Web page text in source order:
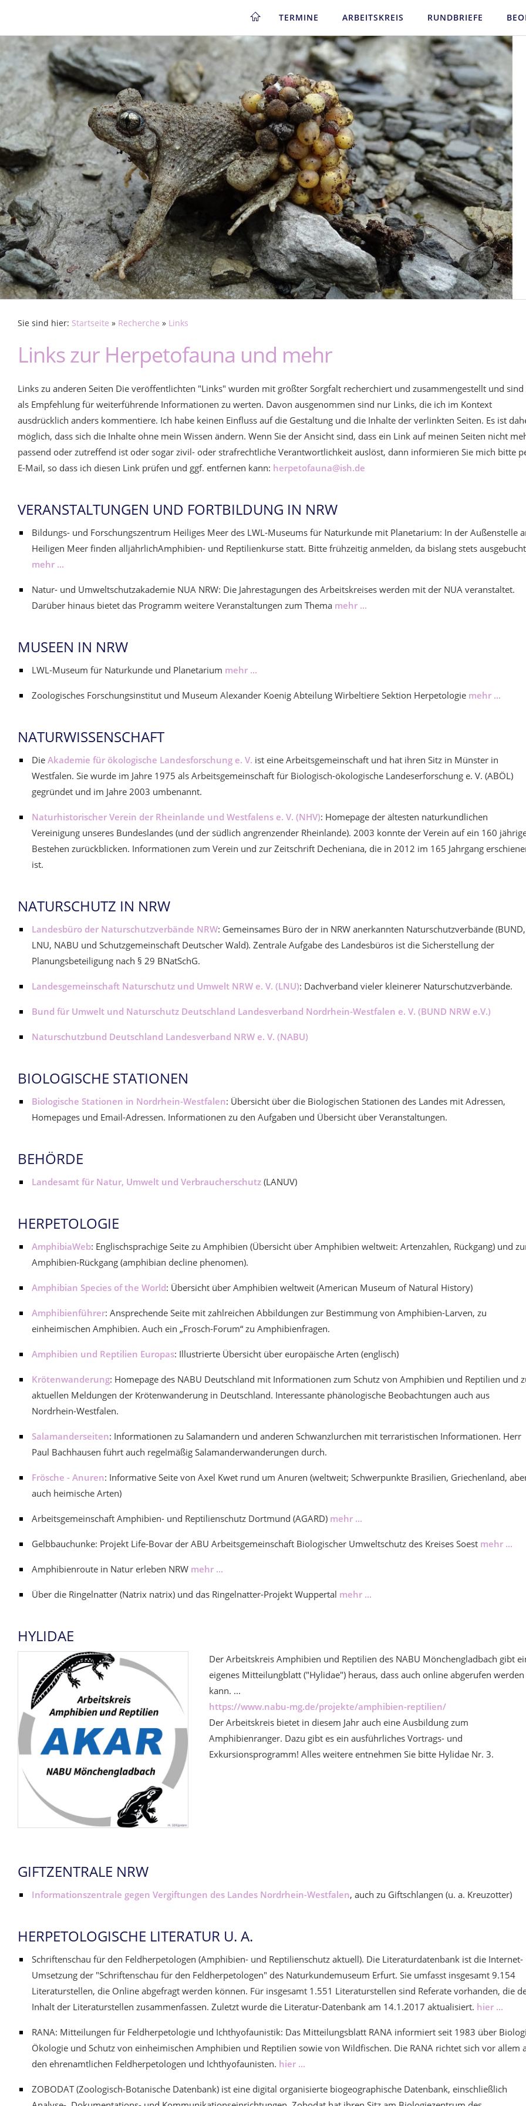
TERMINE ARBEITSKREIS RUNDBRIEFE
Sie sind hier: Startseite » Recherche » Links
Links zur Herpetofauna und mehr
Links zu anderen Seiten Die veröffentlichten "Links" wurden mit größter Sorgfalt recherchiert und zusammengestellt und sind
als Empfehlung für weiterführende Informationen zu werten. Davon ausgenommen sind nur Links, die ich im Kontext
ausdrücklich anders kommentiere. Ich habe keinen Einfluss auf die Gestaltung und die Inhalte der verlinkten Seiten. Es ist
möglich, dass sich die Inhalte ohne mein Wissen ändern. Wenn Sie der Ansicht sind, dass ein Link auf meinen Seiten nicht
passend oder zutreffend ist oder sogar zivil- oder strafrechtliche Verantwortlichkeit auslöst, dann informieren Sie mich bitte
E-Mail, so dass ich diesen Link prüfen und ggf. entfernen kann: herpetofauna@ish.de
VERANSTALTUNGEN UND FORTBILDUNG IN NRW
Bildungs- und Forschungszentrum Heiliges Meer des LWL-Museums für Naturkunde mit Planetarium: In der Außenstelle
Heiligen Meer finden alljährlichAmphibien- und Reptilienkurse statt. Bitte frühzeitig anmelden, da bislang stets
mehr ...
Natur- und Umweltschutzakademie NUA NRW: Die Jahrestagungen des Arbeitskreises werden mit der NUA veranstaltet.
Darüber hinaus bietet das Programm weitere Veranstaltungen zum Thema mehr ...
MUSEEN IN NRW
LWL-Museum für Naturkunde und Planetarium mehr ...
Zoologisches Forschungsinstitut und Museum Alexander Koenig Abteilung Wirbeltiere Sektion Herpetologie mehr ...
NATURWISSENSCHAFT
Die Akademie für ökologische Landesforschung e. V. ist eine Arbeitsgemeinschaft und hat ihren Sitz in Münster in
Westfalen. Sie wurde im Jahre 1975 als Arbeitsgemeinschaft für Biologisch-ökologische Landeserforschung e. V. (ABÖL)
gegründet und im Jahre 2003 umbenannt.
Naturhistorischer Verein der Rheinlande und Westfalens e. V. (NHV): Homepage der ältesten naturkundlichen
Vereinigung unseres Bundeslandes (und der südlich angrenzender Rheinlande). 2003 konnte der Verein auf ein 160
Bestehen zurückblicken. Informationen zum Verein und zur Zeitschrift Decheniana, die in 2012 im 165 Jahrgang
ist.
NATURSCHUTZ IN NRW
Landesbüro der Naturschutzverbände NRW: Gemeinsames Büro der in NRW anerkannten Naturschutzverbände (BUND,
LNU, NABU und Schutzgemeinschaft Deutscher Wald). Zentrale Aufgabe des Landesbüros ist die Sicherstellung der
Planungsbeteiligung nach § 29 BNatSchG.
Landesgemeinschaft Naturschutz und Umwelt NRW e. V. (LNU): Dachverband vieler kleinerer Naturschutzverbände.
Bund für Umwelt und Naturschutz Deutschland Landesverband Nordrhein-Westfalen e. V. (BUND NRW e.V.)
Naturschutzbund Deutschland Landesverband NRW e. V. (NABU)
BIOLOGISCHE STATIONEN
Biologische Stationen in Nordrhein-Westfalen: Übersicht über die Biologischen Stationen des Landes mit Adressen,
Homepages und Email-Adressen. Informationen zu den Aufgaben und Übersicht über Veranstaltungen.
BEHÖRDE
Landesamt für Natur, Umwelt und Verbraucherschutz (LANUV)
HERPETOLOGIE
AmphibiaWeb: Englischsprachige Seite zu Amphibien (Übersicht über Amphibien weltweit: Artenzahlen, Rückgang) und
Amphibien-Rückgang (amphibian decline phenomen).
Amphibian Species of the World: Übersicht über Amphibien weltweit (American Museum of Natural History)
Amphibienführer: Ansprechende Seite mit zahlreichen Abbildungen zur Bestimmung von Amphibien-Larven, zu
einheimischen Amphibien. Auch ein „Frosch-Forum“ zu Amphibienfragen.
Amphibien und Reptilien Europas: Illustrierte Übersicht über europäische Arten (englisch)
Krötenwanderung: Homepage des NABU Deutschland mit Informationen zum Schutz von Amphibien und Reptilien und
aktuellen Meldungen der Krötenwanderung in Deutschland. Interessante phänologische Beobachtungen auch aus
Nordrhein-Westfalen.
Salamanderseiten: Informationen zu Salamandern und anderen Schwanzlurchen mit terraristischen Informationen. Herr
Paul Bachhausen führt auch regelmäßig Salamanderwanderungen durch.
Frösche - Anuren: Informative Seite von Axel Kwet rund um Anuren (weltweit; Schwerpunkte Brasilien, Griechenland,
auch heimische Arten)
Arbeitsgemeinschaft Amphibien- und Reptilienschutz Dortmund (AGARD) mehr ...
Gelbbauchunke: Projekt Life-Bovar der ABU Arbeitsgemeinschaft Biologischer Umweltschutz des Kreises Soest mehr ...
Amphibienroute in Natur erleben NRW mehr ...
Über die Ringelnatter (Natrix natrix) und das Ringelnatter-Projekt Wuppertal mehr ...
HYLIDAE
Der Arbeitskreis Amphibien und Reptilien des NABU Mönchengladbach gibt
eigenes Mitteilungblatt ("Hylidae") heraus, dass auch online abgerufen werden
kann. ...
https://www.nabu-mg.de/projekte/amphibien-reptilien/
Der Arbeitskreis bietet in diesem Jahr auch eine Ausbildung zum
Amphibienranger. Dazu gibt es ein ausführliches Vortrags- und
Exkursionsprogramm! Alles weitere entnehmen Sie bitte Hylidae Nr. 3.
GIFTZENTRALE NRW
Informationszentrale gegen Vergiftungen des Landes Nordrhein-Westfalen, auch zu Giftschlangen (u. a. Kreuzotter)
HERPETOLOGISCHE LITERATUR U. A.
Schriftenschau für den Feldherpetologen (Amphibien- und Reptilienschutz aktuell). Die Literaturdatenbank ist die Internet-
Umsetzung der "Schriftenschau für den Feldherpetologen" des Naturkundemuseum Erfurt. Sie umfasst insgesamt 9.154
Literaturstellen, die Online abgefragt werden können. Für insgesamt 1.551 Literaturstellen sind Referate vorhanden, die
Inhalt der Literaturstellen zusammenfassen. Zuletzt wurde die Literatur-Datenbank am 14.1.2017 aktualisiert. hier ...
RANA: Mitteilungen für Feldherpetologie und Ichthyofaunistik: Das Mitteilungsblatt RANA informiert seit 1983 über
Ökologie und Schutz von einheimischen Amphibien und Reptilien sowie von Wildfischen. Die RANA richtet sich vor allem
den ehrenamtlichen Feldherpetologen und Ichthyofaunisten. hier ...
ZOBODAT (Zoologisch-Botanische Datenbank) ist eine digital organisierte biogeographische Datenbank, einschließlich